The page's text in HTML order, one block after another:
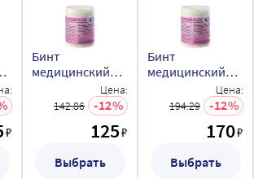
₽
Бинт
медицинский
высокой
растяжимости
мx8 см/с 305/
Цена:
142.86
12
125₽
Выбрать
Бинт
медицинский
высокой
растяжимости
мx8 см/с 305/
Цена:
194.29
12
170₽
Выбрать